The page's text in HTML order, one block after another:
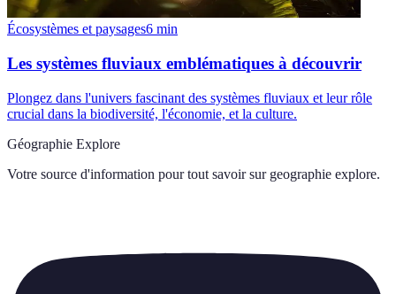
Écosystèmes et paysages6 min
Les systèmes fluviaux emblématiques à découvrir
Plongez dans l'univers fascinant des systèmes fluviaux et leur rôle
crucial dans la biodiversité, l'économie, et la culture.
Géographie Explore
Votre source d'information pour tout savoir sur geographie explore.